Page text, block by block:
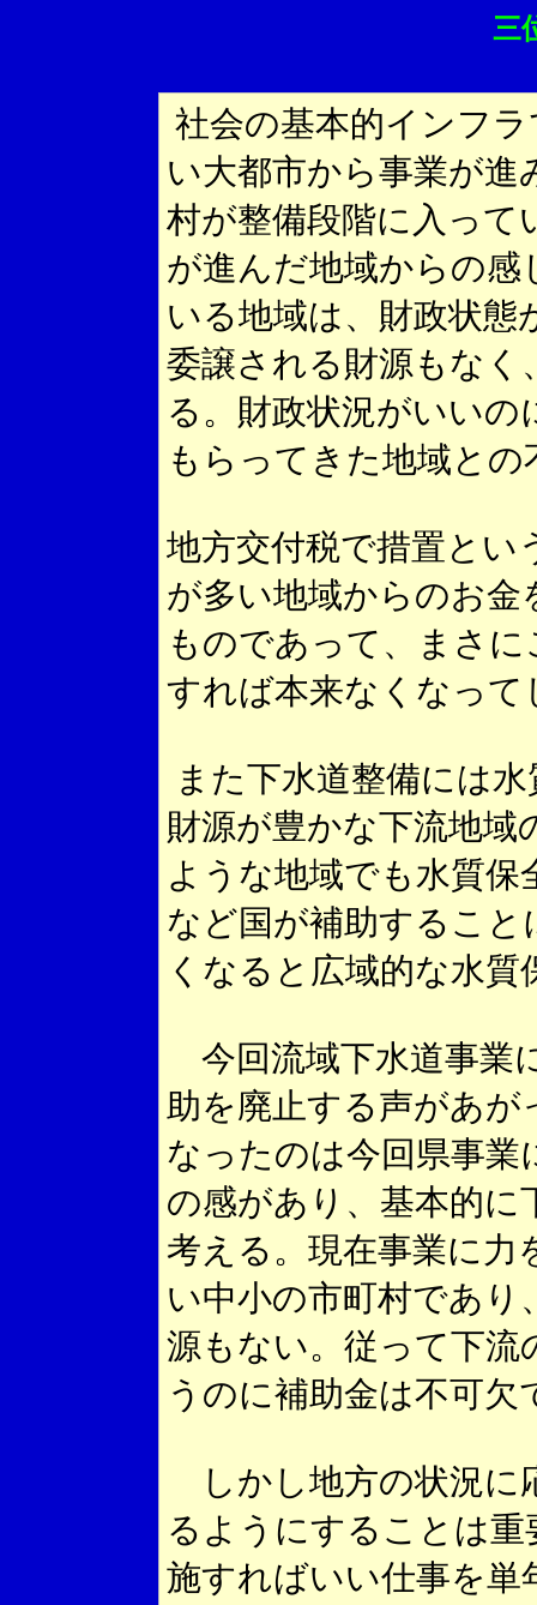
三
社会の基本的インフ
い大都市から事業が進
村が整備段階に入って
が進んだ地域からの感
いる地域は、財政状
委譲される財源もなく
る。財政状況がいい
もらってきた地域と
地方交付税で措置とい
が多い地域からのお金
ものであって、まさ
すれば本来なくなっ
また下水道整備には
財源が豊かな下流地域
ような地域でも水質保
など国が補助するこ
くなると広域的な水
今回流域下水道事業
助を廃止する声があが
なったのは今回県事
の感があり、基本的に
考える。現在事業に力
い中小の市町村であ
源もない。従って下流
うのに補助金は不可欠
しかし地方の状況に
るようにすることは
施すればいい仕事を